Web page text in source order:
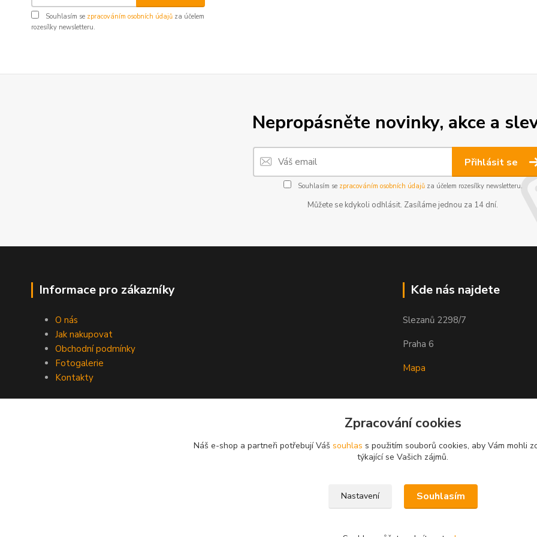
Souhlasím se zpracováním osobních údajů za účelem
rozesílky newsletteru.
Nepropásněte novinky, akce a
Přihlásit se
Souhlasím se zpracováním osobních údajůza účelem rozesílky newsletteru.
Můžete se kdykoli odhlásit. Zasíláme jednou za 14 dní.
Informace pro zákazníky
O nás
Jak nakupovat
Obchodní podmínky
Fotogalerie
Kontakty
Kde nás najdete
Slezanů 2298/7
Praha 6
Mapa
Zpracování cookies
Náš e-shop a partneři potřebují Váš souhlas s použitím souborů cookies, aby Vám mohli
týkající se Vašich zájmů.
Nastavení Souhlasím